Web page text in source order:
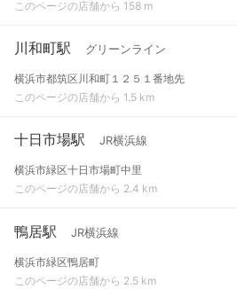
このページの店舗から 158 m
川和町駅 グリーンライン
横浜市都筑区川和町１２５１番地先
このページの店舗から 1.5 km
十日市場駅 JR横浜線
横浜市緑区十日市場町中里
このページの店舗から 2.4 km
鴨居駅 JR横浜線
横浜市緑区鴨居町
このページの店舗から 2.5 km